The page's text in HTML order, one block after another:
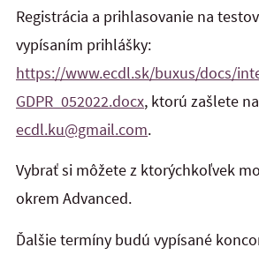
Registrácia a prihlasovanie na
vypísaním prihlášky:
https://www.ecdl.sk/buxus/docs/
GDPR_052022.docx, ktorú zašlete
ecdl.ku@gmail.com.
Vybrať si môžete z ktorýchkoľvek
okrem Advanced.
Ďalšie termíny budú vypísané